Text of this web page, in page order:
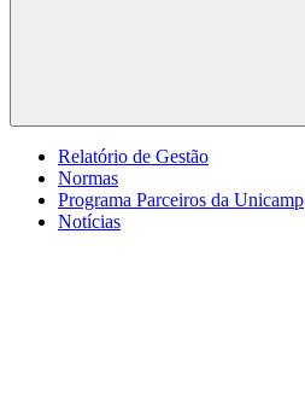
Buscar
Relatório de Gestão
Normas
Programa Parceiros da Unicamp
Notícias